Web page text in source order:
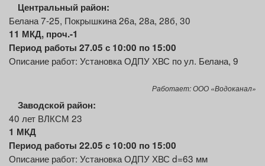
Центральный район:
Белана 7-25, Покрышкина 26а, 28а, 28б, 30
11 МКД, проч.-1
Период работы 27.05 с 10:00 по 15:00
Описание работ: Установка ОДПУ ХВС по ул. Белана, 9
Работает: ООО «Водоканал»
Заводской район:
40 лет ВЛКСМ 23
1 МКД
Период работы 22.05 с 10:00 по 15:00
Описание работ: Установка ОДПУ ХВС d=63 мм